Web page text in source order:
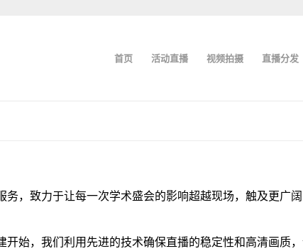
首页 活动直播 视频拍摄 直播分发
，致力于让每一次学术盛会的影响超越现场，触及更广
始，我们利用先进的技术确保直播的稳定性和高清画质